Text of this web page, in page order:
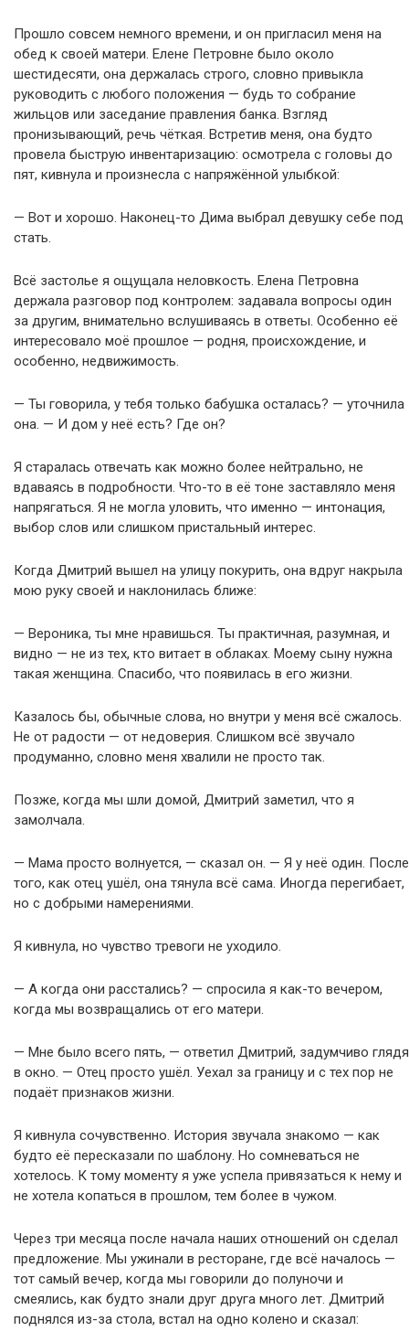
Прошло совсем немного времени, и он пригласил меня на
обед к своей матери. Елене Петровне было около
шестидесяти, она держалась строго, словно привыкла
руководить с любого положения — будь то собрание
жильцов или заседание правления банка. Взгляд
пронизывающий, речь чёткая. Встретив меня, она будто
провела быструю инвентаризацию: осмотрела с головы до
пят, кивнула и произнесла с напряжённой улыбкой:
— Вот и хорошо. Наконец-то Дима выбрал девушку себе под
стать.
Всё застолье я ощущала неловкость. Елена Петровна
держала разговор под контролем: задавала вопросы один
за другим, внимательно вслушиваясь в ответы. Особенно её
интересовало моё прошлое — родня, происхождение, и
особенно, недвижимость.
— Ты говорила, у тебя только бабушка осталась? — уточнила
она. — И дом у неё есть? Где он?
Я старалась отвечать как можно более нейтрально, не
вдаваясь в подробности. Что-то в её тоне заставляло меня
напрягаться. Я не могла уловить, что именно — интонация,
выбор слов или слишком пристальный интерес.
Когда Дмитрий вышел на улицу покурить, она вдруг накрыла
мою руку своей и наклонилась ближе:
— Вероника, ты мне нравишься. Ты практичная, разумная, и
видно — не из тех, кто витает в облаках. Моему сыну нужна
такая женщина. Спасибо, что появилась в его жизни.
Казалось бы, обычные слова, но внутри у меня всё сжалось.
Не от радости — от недоверия. Слишком всё звучало
продуманно, словно меня хвалили не просто так.
Позже, когда мы шли домой, Дмитрий заметил, что я
замолчала.
— Мама просто волнуется, — сказал он. — Я у неё один. После
того, как отец ушёл, она тянула всё сама. Иногда перегибает,
но с добрыми намерениями.
Я кивнула, но чувство тревоги не уходило.
— А когда они расстались? — спросила я как-то вечером,
когда мы возвращались от его матери.
— Мне было всего пять, — ответил Дмитрий, задумчиво глядя
в окно. — Отец просто ушёл. Уехал за границу и с тех пор не
подаёт признаков жизни.
Я кивнула сочувственно. История звучала знакомо — как
будто её пересказали по шаблону. Но сомневаться не
хотелось. К тому моменту я уже успела привязаться к нему и
не хотела копаться в прошлом, тем более в чужом.
Через три месяца после начала наших отношений он сделал
предложение. Мы ужинали в ресторане, где всё началось —
тот самый вечер, когда мы говорили до полуночи и
смеялись, как будто знали друг друга много лет. Дмитрий
поднялся из-за стола, встал на одно колено и сказал: